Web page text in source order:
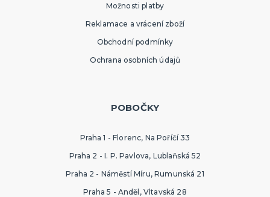
Možnosti platby
Reklamace a vrácení zboží
Obchodní podmínky
Ochrana osobních údajů
POBOČKY
Praha 1 - Florenc, Na Poříčí 33
Praha 2 - I. P. Pavlova, Lublaňská 52
Praha 2 - Náměstí Míru, Rumunská 21
Praha 5 - Anděl, Vltavská 28